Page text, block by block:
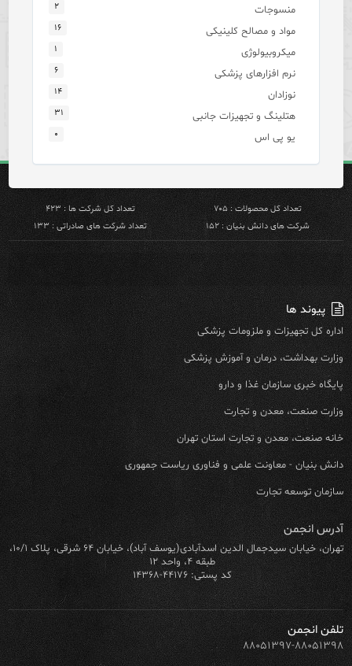
منسوجات ۲
مواد و مصالح کلینیکی ۱۶
میکروبیولوژی ۱
نرم افزارهای پزشکی ۶
نوزادان ۱۴
هتلینگ و تجهیزات جانبی ۳۱
یو پی اس ۰
تعداد کل محصولات : ۷۰۵
تعداد کل شرکت ها : ۴۲۳
شرکت های دانش بنیان : ۱۵۲
تعداد شرکت های صادراتی : ۱۳۳
پیوند ها
اداره کل تجهیزات و ملزومات پزشکی
وزارت بهداشت، درمان و آموزش پزشکی
پایگاه خبری سازمان غذا و دارو
وزارت صنعت، معدن و تجارت
خانه صنعت، معدن و تجارت استان تهران
دانش بنیان - معاونت علمی و فناوری ریاست جمهوری
سازمان توسعه تجارت
آدرس انجمن
تهران، خیابان سیدجمال الدین اسدآبادی(یوسف آباد)، خیابان ۶۴ شرقی، پلاک ۱۰/۱،
طبقه ۴، واحد ۱۲
کد پستی: ۴۴۱۷۶-۱۴۳۶۸
تلفن انجمن
۸۸۰۵۱۳۹۷-۸۸۰۵۱۳۹۸